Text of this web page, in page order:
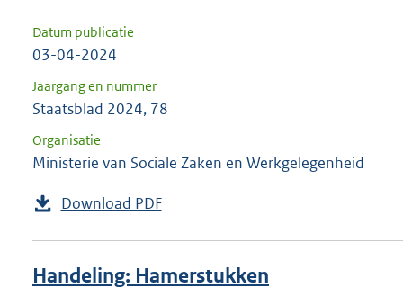
Datum publicatie
03-04-2024
Jaargang en nummer
Staatsblad 2024, 78
Organisatie
Ministerie van Sociale Zaken en Werkgelegenheid
Download PDF
Handeling: Hamerstukken